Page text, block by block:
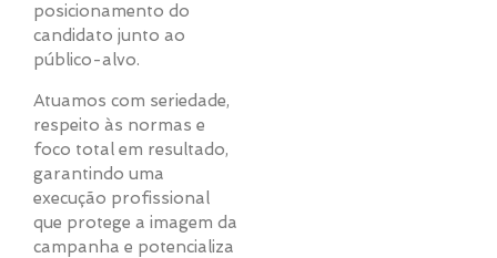
posicionamento do
candidato junto ao
público-alvo.
Atuamos com seriedade,
respeito às normas e
foco total em resultado,
garantindo uma
execução profissional
que protege a imagem da
campanha e potencializa